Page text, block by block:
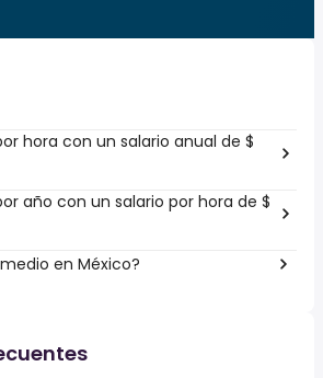
hora con un salario anual de $
año con un salario por hora de $
en México?